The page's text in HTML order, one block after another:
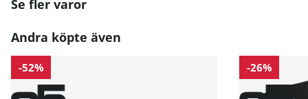
Se fler varor
Andra köpte även
-52% -26%